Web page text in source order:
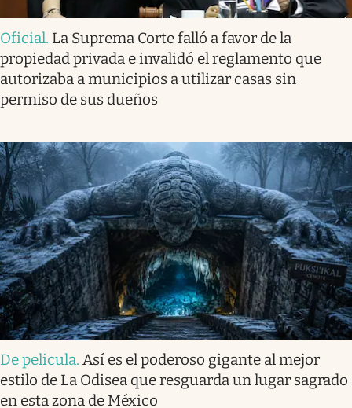
Oficial. La Suprema Corte falló a favor de la
propiedad privada e invalidó el reglamento que
autorizaba a municipios a utilizar casas sin
permiso de sus dueños
De pelicula. Así es el poderoso gigante al mejor
estilo de La Odisea que resguarda un lugar sagrado
en esta zona de México